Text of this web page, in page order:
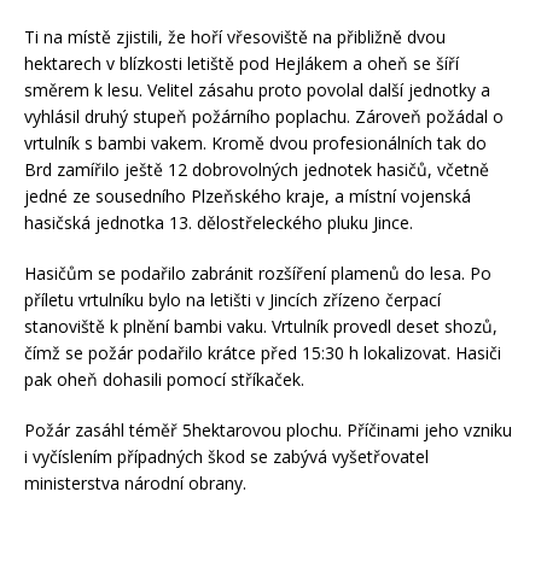
Ti na místě zjistili, že hoří vřesoviště na přibližně dvou
hektarech v blízkosti letiště pod Hejlákem a oheň se šíří
směrem k lesu. Velitel zásahu proto povolal další jednotky a
vyhlásil druhý stupeň požárního poplachu. Zároveň požádal o
vrtulník s bambi vakem. Kromě dvou profesionálních tak do
Brd zamířilo ještě 12 dobrovolných jednotek hasičů, včetně
jedné ze sousedního Plzeňského kraje, a místní vojenská
hasičská jednotka 13. dělostřeleckého pluku Jince.
Hasičům se podařilo zabránit rozšíření plamenů do lesa. Po
příletu vrtulníku bylo na letišti v Jincích zřízeno čerpací
stanoviště k plnění bambi vaku. Vrtulník provedl deset shozů,
čímž se požár podařilo krátce před 15:30 h lokalizovat. Hasiči
pak oheň dohasili pomocí stříkaček.
Požár zasáhl téměř 5hektarovou plochu. Příčinami jeho vzniku
i vyčíslením případných škod se zabývá vyšetřovatel
ministerstva národní obrany.